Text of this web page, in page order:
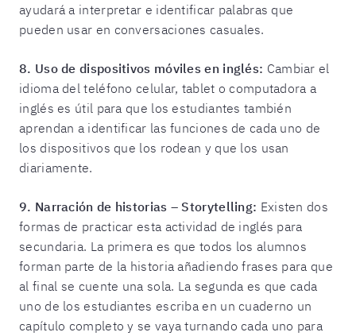
ayudará a interpretar e identificar palabras que
pueden usar en conversaciones casuales.
8. Uso de dispositivos móviles en inglés: Cambiar el
idioma del teléfono celular, tablet o computadora a
inglés es útil para que los estudiantes también
aprendan a identificar las funciones de cada uno de
los dispositivos que los rodean y que los usan
diariamente.
9. Narración de historias – Storytelling: Existen dos
formas de practicar esta actividad de inglés para
secundaria. La primera es que todos los alumnos
forman parte de la historia añadiendo frases para que
al final se cuente una sola. La segunda es que cada
uno de los estudiantes escriba en un cuaderno un
capítulo completo y se vaya turnando cada uno para